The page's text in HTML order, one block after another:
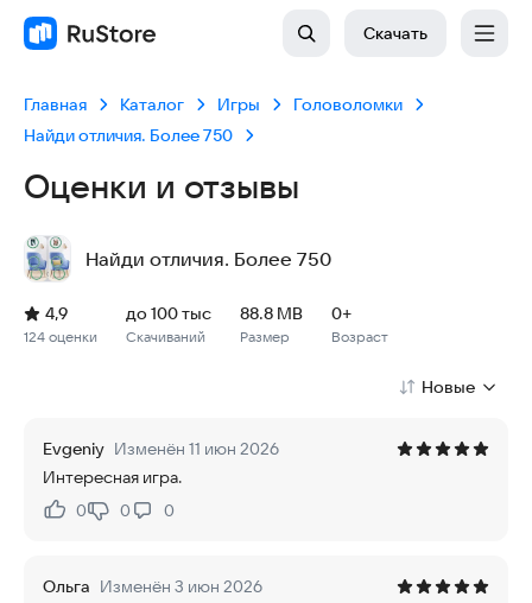
Скачать
Главная Каталог Игры
Головоломки
Найди отличия. Более 750
Оценки и отзывы
Найди отличия. Более 750
Рейтинг: 4,9, 124 оценки
Скачиваний: до 100 тыс
Размер файла: 88.8 MB
Возрастное ограничение: 88.8 MB
124 оценки
4,9
Скачиваний
до 100 тыс
Размер
88.8 MB
Возраст
0+
Новые
Evgeniy Изменён 11 июн 2026
Интересная игра.
Нравится:
0Не нравится:
0 0
Ольга Изменён 3 июн 2026